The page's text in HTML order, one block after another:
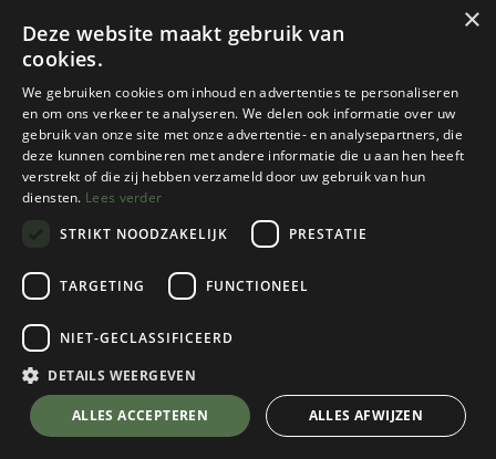
-28%
Promo!
Patagonia
TRIOLET JACKET DAMES
€419,95 €299,00
-29%
Promo!
RAB
SMALL
€ 479,95
×
Deze website maakt gebruik van
cookies.
We gebruiken cookies om inhoud en advertenties te personaliseren
en om ons verkeer te analyseren. We delen ook informatie over uw
gebruik van onze site met onze advertentie- en analysepartners, die
deze kunnen combineren met andere informatie die u aan hen heeft
verstrekt of die zij hebben verzameld door uw gebruik van hun
diensten. Lees verder
STRIKT NOODZAKELIJK
PRESTATIE
TARGETING FUNCTIONEEL
NIET-GECLASSIFICEERD
DETAILS WEERGEVEN
ALLES ACCEPTEREN ALLES AFWIJZEN